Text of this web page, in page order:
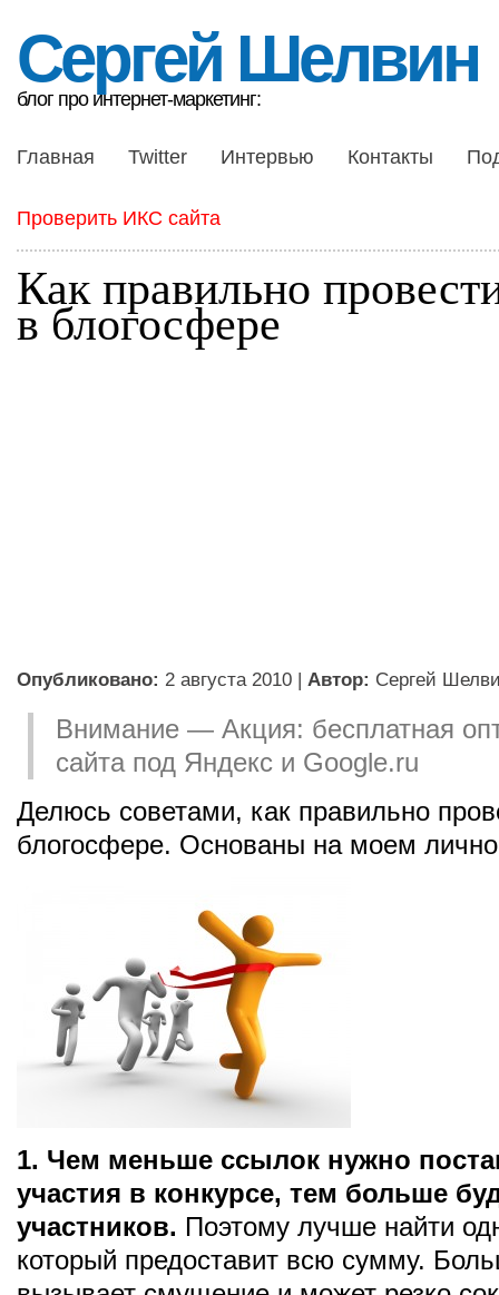
Сергей Шелвин
блог про интернет-маркетинг:
Главная Twitter Интервью Контакты
Проверить ИКС сайта
Как правильно
в блогосфере
Опубликовано: 2 августа 2010 | Автор: Сергей
Внимание — Акция: бесплатная
сайта под Яндекс и Google.ru
Делюсь советами, как правильно
блогосфере. Основаны на моем
1. Чем меньше ссылок нужно
участия в конкурсе, тем больше
участников. Поэтому лучше найти
который предоставит всю сумму.